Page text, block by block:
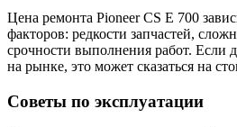
Цена ремонта Pioneer CS E 700
факторов: редкости запчастей,
срочности выполнения работ. Если
на рынке, это может сказаться на
Советы по эксплуатации